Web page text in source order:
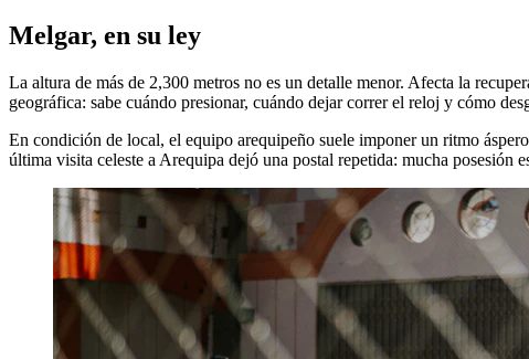
Melgar, en su ley
La altura de más de 2,300 metros no es un detalle menor. Afecta la
geográfica: sabe cuándo presionar, cuándo dejar correr el reloj y cómo
En condición de local, el equipo arequipeño suele imponer un ritmo
última visita celeste a Arequipa dejó una postal repetida: mucha posesión